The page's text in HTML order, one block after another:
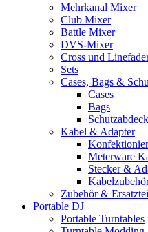
Mehrkanal Mixer
Club Mixer
Battle Mixer
DVS-Mixer
Cross und
Sets
Cases, Bags &
Cases
Bags
Kabel & Adapter
Meterware
Stecker &
Zubehör &
Portable DJ
Portable Turntables